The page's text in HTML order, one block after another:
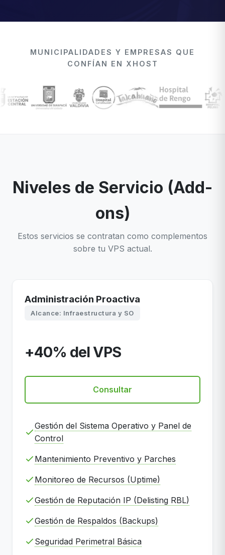
MUNICIPALIDADES Y EMPRESAS QUE
CONFÍAN EN XHOST
Niveles de Servicio (Add-
ons)
Estos servicios se contratan como complementos
sobre tu VPS actual.
Administración Proactiva
Alcance: Infraestructura y SO
+40% del VPS
Consultar
Gestión del Sistema Operativo y Panel de
Control
Mantenimiento Preventivo y Parches
Monitoreo de Recursos (Uptime)
Gestión de Reputación IP (Delisting RBL)
Gestión de Respaldos (Backups)
Seguridad Perimetral Básica